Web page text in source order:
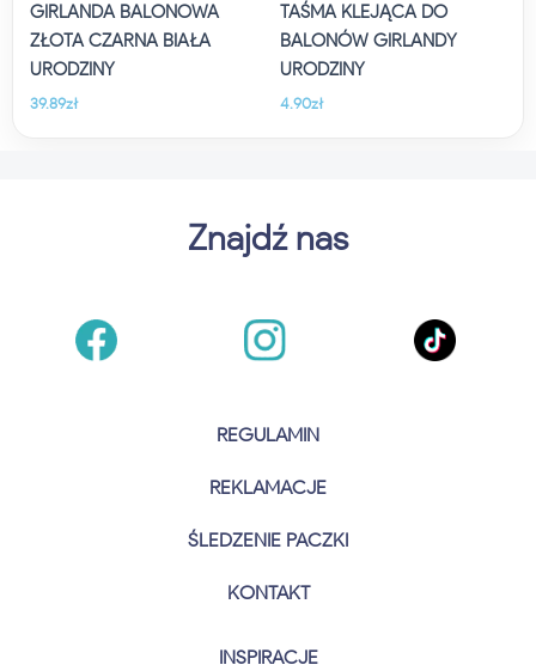
GIRLANDA BALONOWA
ZŁOTA CZARNA BIAŁA
URODZINY
39.89zł
TAŚMA KLEJĄCA DO
BALONÓW GIRLANDY
URODZINY
4.90zł
Znajdź nas
REGULAMIN
REKLAMACJE
ŚLEDZENIE PACZKI
KONTAKT
INSPIRACJE